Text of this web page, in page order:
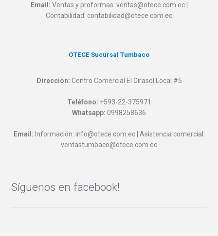
Email: Ventas y proformas: ventas@otece.com.ec |
Contabilidad: contabilidad@otece.com.ec
OTECE Sucursal Tumbaco
Dirección: Centro Comercial El Girasol Local #5
Teléfono: +593-22-375971
Whatsapp: 0998258636
Email: Información: info@otece.com.ec | Asistencia comercial:
ventastumbaco@otece.com.ec
Síguenos en facebook!